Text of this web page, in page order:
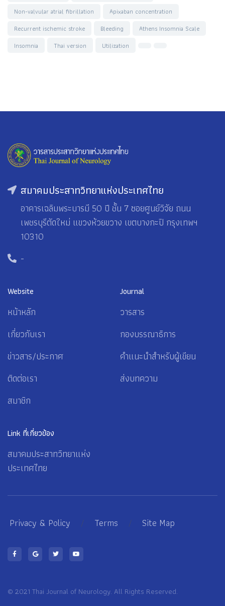
Non-valvular atrial fibrillation
Apixaban concentration
Recurrent ischemic stroke
Bleeding
Athens Insomnia Scale
Insomnia
Thai version Utilization
สมาคมประสาทวิทยาแห่งประเทศไทย
อาคารเฉลิมพระบารมี 50 ปี ชั้น 7 ซอยศูนย์วิจัย ถนน
เพชรบุรีตัดใหม่ แขวงห้วยขวาง เขตบางกะปิ กรุงเทพฯ
10310
-
Website
หน้าหลัก
เกี่ยวกับเรา
ข่าวสาร/ประกาศ
ติดต่อเรา
สมาชิก
Journal
วารสาร
กองบรรณาธิการ
คำแนะนำสำหรับผู้เขียน
ส่งบทความ
Link ที่เกี่ยวข้อง
สมาคมประสาทวิทยาแห่ง
ประเทศไทย
Privacy & Policy / Terms / Site Map
© 2021 Thai Journal of Neurology. All Rights Reserved.